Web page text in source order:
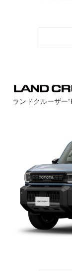
ランドクルーザー